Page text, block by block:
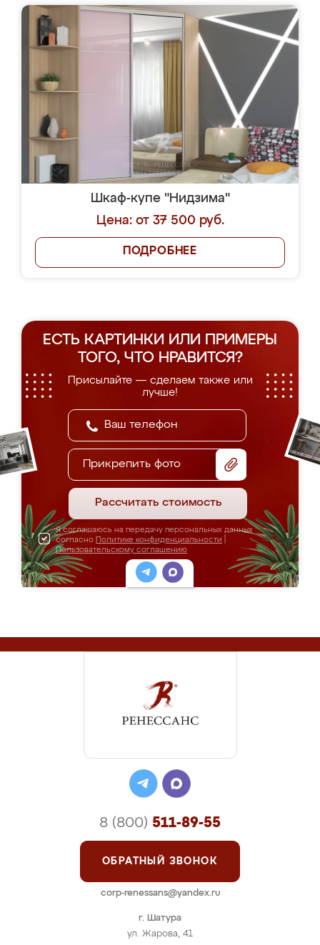
Шкаф-купе "Нидзима"
Цена: от 37 500 руб.
ПОДРОБНЕЕ
ЕСТЬ КАРТИНКИ ИЛИ ПРИМЕРЫ
ТОГО, ЧТО НРАВИТСЯ?
Присылайте — сделаем также или
лучше!
Прикрепить фото
Рассчитать стоимость
Я соглашаюсь на передачу персональных данных
согласно Политике конфиденциальности
Пользовательскому соглашению
г. Шатура
ул. Жарова, 41
8 (800) 511-89-55
ОБРАТНЫЙ ЗВОНОК
corp-renessans@yandex.ru